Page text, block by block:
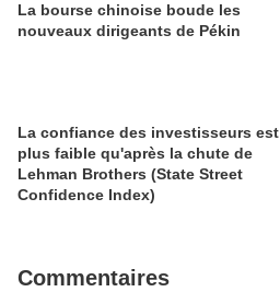
La bourse chinoise boude les
nouveaux dirigeants de Pékin
La confiance des investisseurs est
plus faible qu'après la chute de
Lehman Brothers (State Street
Confidence Index)
Commentaires